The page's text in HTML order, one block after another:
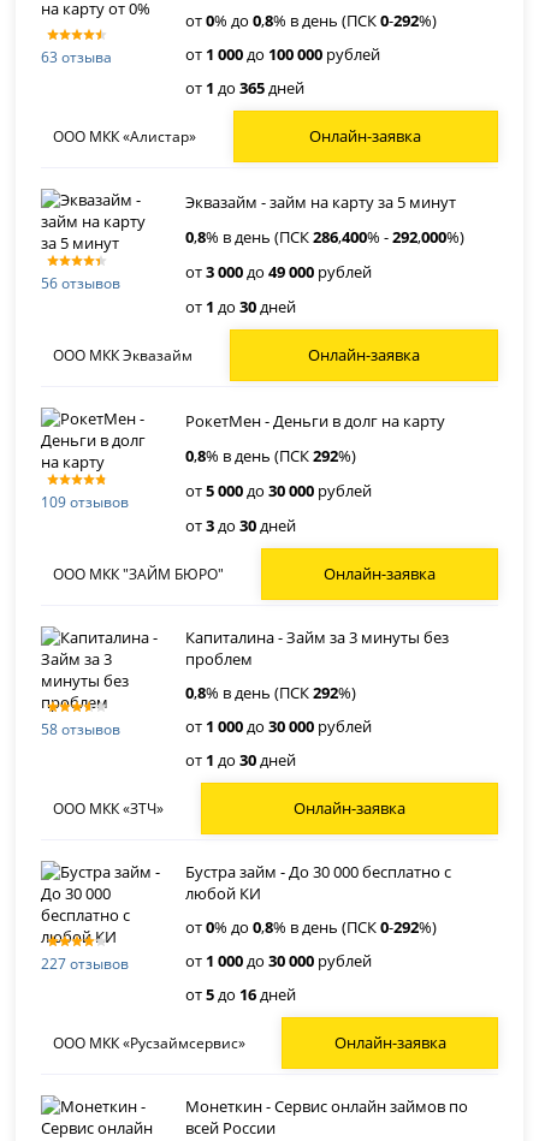
63 отзыва
от0% до0,8% в день (ПСК0-292%)
от 1 000до 100 000 рублей
от 1 до365дней
ООО МКК «Алистар» Онлайн-заявка
56 отзывов
Эквазайм - займ на карту за 5 минут
0,8% в день (ПСК286,400% -292,000%)
от3 000до49 000 рублей
от 1 до30дней
ООО МКК Эквазайм Онлайн-заявка
109 отзывов
РокетМен - Деньги в долг на карту
0,8% в день (ПСК292%)
от5 000до30 000 рублей
от3до30дней
ООО МКК "ЗАЙМ БЮРО" Онлайн-заявка
58 отзывов
Капиталина - Займ за 3 минуты без
проблем
0,8% в день (ПСК292%)
от 1 000до30 000 рублей
от 1 до30дней
ООО МКК «ЗТЧ» Онлайн-заявка
227 отзывов
Бустра займ - До 30 000 бесплатно с
любой КИ
от0% до0,8% в день (ПСК0-292%)
от 1 000до30 000 рублей
от5до 16дней
ООО МКК «Русзаймсервис» Онлайн-заявка
Монеткин - Сервис онлайн займов по
всей России